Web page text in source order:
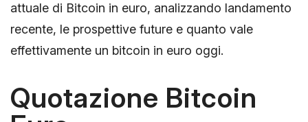
attuale di Bitcoin in euro, analizzando landamento
recente, le prospettive future e quanto vale
effettivamente un bitcoin in euro oggi.
Quotazione Bitcoin